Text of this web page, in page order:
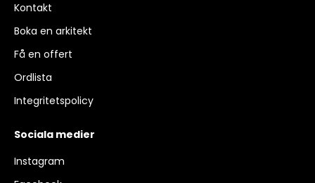
Kontakt
Boka en arkitekt
Få en offert
Ordlista
Integritetspolicy
Sociala medier
Instagram